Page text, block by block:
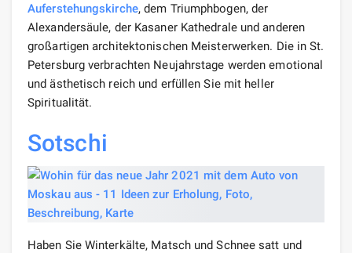
Auferstehungskirche, dem Triumphbogen, der
Alexandersäule, der Kasaner Kathedrale und anderen
großartigen architektonischen Meisterwerken. Die in St.
Petersburg verbrachten Neujahrstage werden emotional
und ästhetisch reich und erfüllen Sie mit heller
Spiritualität.
Sotschi
Haben Sie Winterkälte, Matsch und Schnee satt und